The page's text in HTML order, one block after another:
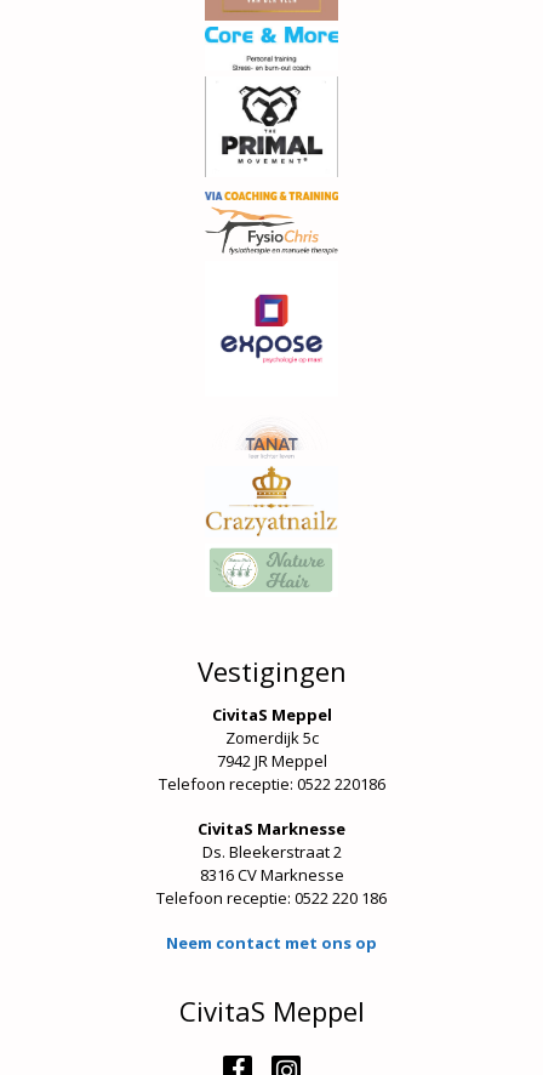
Vestigingen
CivitaS Meppel
Zomerdijk 5c
7942 JR Meppel
Telefoon receptie: 0522 220186
CivitaS Marknesse
Ds. Bleekerstraat 2
8316 CV Marknesse
Telefoon receptie: 0522 220 186
Neem contact met ons op
CivitaS Meppel